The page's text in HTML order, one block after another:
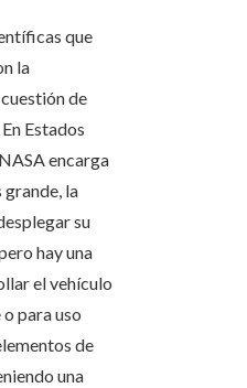
que
la
de
Estados
encarga
grande, la
su
hay una
el vehículo
para uso
de
una